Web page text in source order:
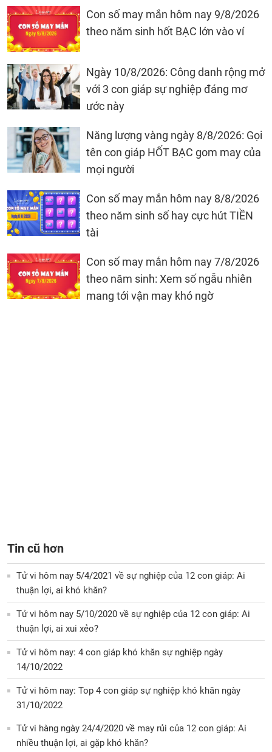
Con số may mắn hôm nay 9/8/2026
theo năm sinh hốt BẠC lớn vào ví
Ngày 10/8/2026: Công danh rộng mở
với 3 con giáp sự nghiệp đáng mơ
ước này
Năng lượng vàng ngày 8/8/2026: Gọi
tên con giáp HỐT BẠC gom may của
mọi người
Con số may mắn hôm nay 8/8/2026
theo năm sinh số hay cực hút TIỀN
tài
Con số may mắn hôm nay 7/8/2026
theo năm sinh: Xem số ngẫu nhiên
mang tới vận may khó ngờ
Tin cũ hơn
Tử vi hôm nay 5/4/2021 về sự nghiệp của 12 con giáp: Ai
thuận lợi, ai khó khăn?
Tử vi hôm nay 5/10/2020 về sự nghiệp của 12 con giáp: Ai
thuận lợi, ai xui xẻo?
Tử vi hôm nay: 4 con giáp khó khăn sự nghiệp ngày
14/10/2022
Tử vi hôm nay: Top 4 con giáp sự nghiệp khó khăn ngày
31/10/2022
Tử vi hàng ngày 24/4/2020 về may rủi của 12 con giáp: Ai
nhiều thuận lợi, ai gặp khó khăn?